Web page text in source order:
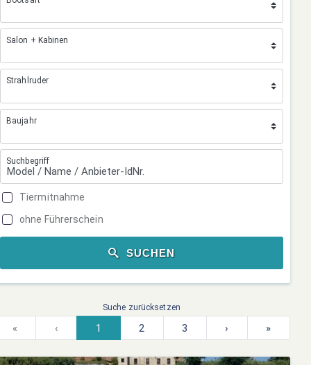
Salon + Kabinen
Strahlruder
Baujahr
Suchbegriff
Tiermitnahme
ohne Führerschein
SUCHEN
Suche zurücksetzen
« ‹ 1 2 3 › »